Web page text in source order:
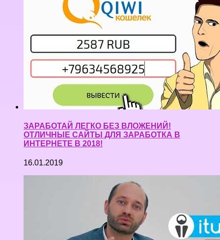
ЗАРАБОТАЙ ЛЕГКО БЕЗ ВЛОЖЕНИЙ!
ОТЛИЧНЫЕ САЙТЫ ДЛЯ ЗАРАБОТКА В
ИНТЕРНЕТЕ В 2018!
16.01.2019